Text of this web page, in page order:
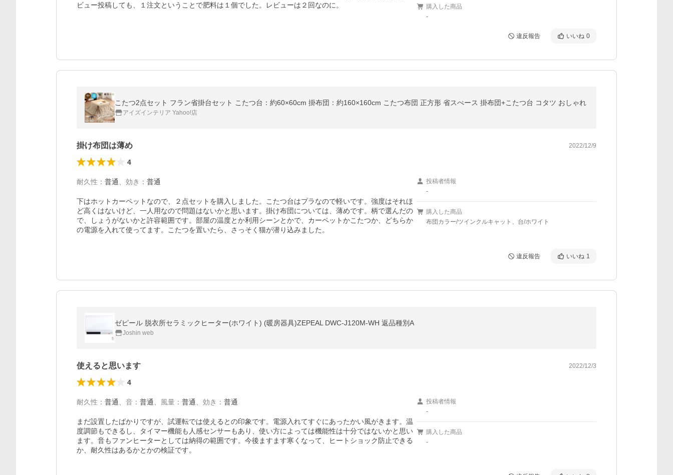
ビュー投稿しても、１注文ということで肥料は１個でした。レビューは２回なのに。
購入した商品
-
違反報告 いいね 0
こたつ2点セット フラン省掛台セット こたつ台：約60×60cm 掛布団：約160×160cm こたつ布団 正方形 省スぺース 掛布団+こたつ台 コタツ おしゃれ
アイズインテリア Yahoo!店
掛け布団は薄め 2022/12/9
4
耐久性 ： 普通 効き ： 普通
下はホットカーペットなので、２点セットを購入しました。こたつ台はプラなので軽いです。強度はそれほ
ど高くはないけど、一人用なので問題はないかと思います。掛け布団については、薄めです。柄で選んだの
で、しょうがないかと許容範囲です。部屋の温度とか利用シーンとかで、カーペットかこたつか、どちらか
の電源を入れて使ってます。こたつを置いたら、さっそく猫が潜り込みました。
投稿者情報
-
購入した商品
布団カラー/ツインクルキャット、台/ホワイト
違反報告 いいね 1
ゼピール 脱衣所セラミックヒーター(ホワイト) (暖房器具)ZEPEAL DWC-J120M-WH 返品種別A
Joshin web
使えると思います 2022/12/3
4
耐久性 ： 普通 音 ： 普通 風量 ： 普通 効き ： 普通
まだ設置したばかりですが、試運転では使えるとの印象です。電源入れてすぐにあったかい風がきます。温
度調節もできるし、タイマー機能も人感センサーもあり、使い方によっては機能性は十分ではないかと思い
ます。音もファンヒーターとしては納得の範囲です。今後ますます寒くなって、ヒートショック防止できる
か、耐久性はあるかとかの検証です。
投稿者情報
-
購入した商品
-